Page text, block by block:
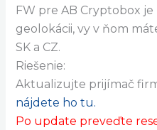
FW pre AB Cryptobox
geolokácii, vy v ňom
SK a CZ.
Riešenie:
Aktualizujte prijímač
nájdete ho tu.
Po update preveďte